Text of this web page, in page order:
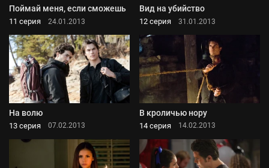
Поймай меня, если сможешь
11 серия 24.01.2013
Вид на убийство
12 серия 31.01.2013
На волю
13 серия 07.02.2013
В кроличью нору
14 серия 14.02.2013